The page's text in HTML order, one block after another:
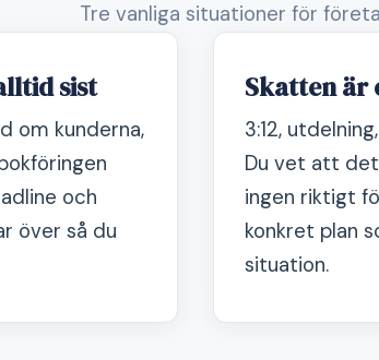
Tre vanliga situationer för
sist
om kunderna,
och
över så du
Skatten är
3:12,
Du vet att
ingen riktigt
konkret plan
situation.